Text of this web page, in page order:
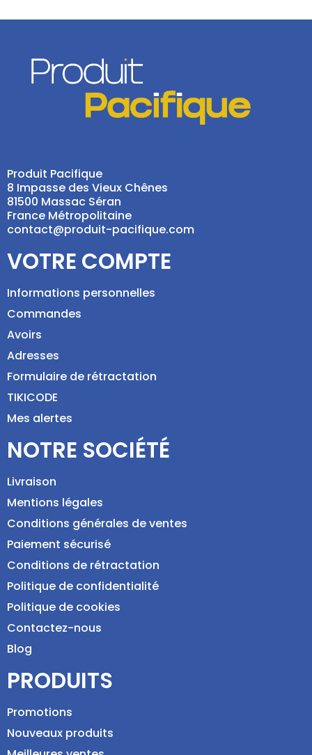
Produit Pacifique
8 Impasse des Vieux Chênes
81500 Massac Séran
France Métropolitaine
contact@produit-pacifique.com
VOTRE COMPTE
Informations personnelles
Commandes
Avoirs
Adresses
Formulaire de rétractation
TIKICODE
Mes alertes
NOTRE SOCIÉTÉ
Livraison
Mentions légales
Conditions générales de ventes
Paiement sécurisé
Conditions de rétractation
Politique de confidentialité
Politique de cookies
Contactez-nous
Blog
PRODUITS
Promotions
Nouveaux produits